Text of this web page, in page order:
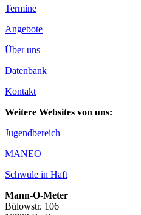
Termine
Angebote
Über uns
Datenbank
Kontakt
Weitere Websites von uns:
Jugendbereich
MANEO
Schwule in Haft
Mann-O-Meter
Bülowstr. 106